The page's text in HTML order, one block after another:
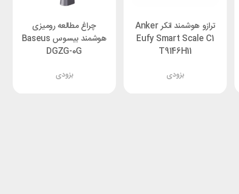
ترازو هوشمند انکر Anker
Eufy Smart Scale C1
T9146H11
بزودی
چراغ مطالعه رومیزی
هوشمند بیسوس Baseus
DGZG-0G
بزودی